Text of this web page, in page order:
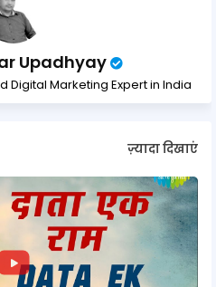
Upadhyay
Marketing Expert in India
ज़्यादा दिखाएं